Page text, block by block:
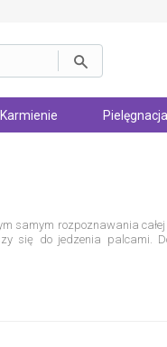
Karmienie
samym rozpoznawania
się do jedzenia palcami.
zrezygnuj z łyżki i widelca,
W tym celu możesz sięgnąć
dla dzieci, dlatego możesz